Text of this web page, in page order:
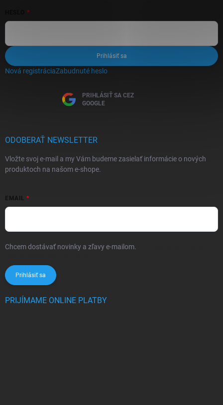
Prihlásiť sa
Nová registráciaZabudnuté heslo
PRIHLÁSIŤ SA CEZ
GOOGLE
ODOBERAŤ NEWSLETTER
Vložte svoj e-mail a my Vám budeme zasielať informácie o nových
produktoch na našom e-shope.
EMAIL
Chcem dostávať novinky a zľavy e-mailom.
Prihlásiť sa
PRIJÍMAME ONLINE PLATBY